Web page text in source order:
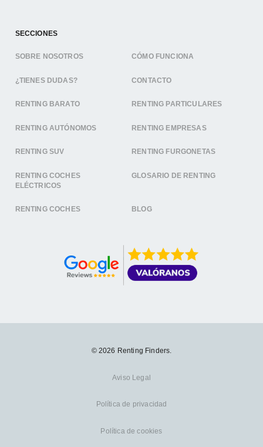
SECCIONES
SOBRE NOSOTROS CÓMO FUNCIONA
¿TIENES DUDAS? CONTACTO
RENTING BARATO RENTING PARTICULARES
RENTING AUTÓNOMOS RENTING EMPRESAS
RENTING SUV RENTING FURGONETAS
RENTING COCHES
ELÉCTRICOS
GLOSARIO DE RENTING
RENTING COCHES BLOG
© 2026 Renting Finders.
Aviso Legal
Política de privacidad
Política de cookies